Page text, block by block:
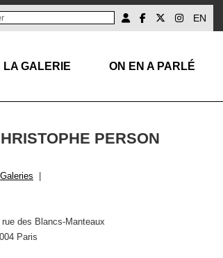
EN
LA GALERIE ON EN A PARLÉ
PERSON
Galeries
rue des Blancs-Manteaux
Paris